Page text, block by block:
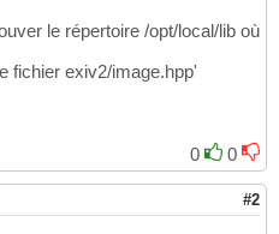
lib.macosx-
10.9-x86_64-
preview.py ->
iptc.py -> build/
xmp.py -> build/
exif.py -> build/
utils.py -> build/
le répertoire /opt/local/lib où
fichier exiv2/image.hpp'
0
0
#2